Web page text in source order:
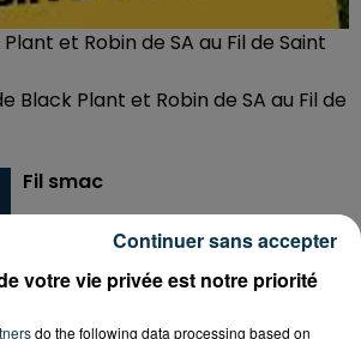
et Robin de SA au Fil de Saint
Black Plant et Robin de SA au Fil de
Fil smac
04 77 34 46 40
fil.com/evenement/black-plant-
votre vie privée est notre priorité
do the following data processing based on
Continuer sans accepter